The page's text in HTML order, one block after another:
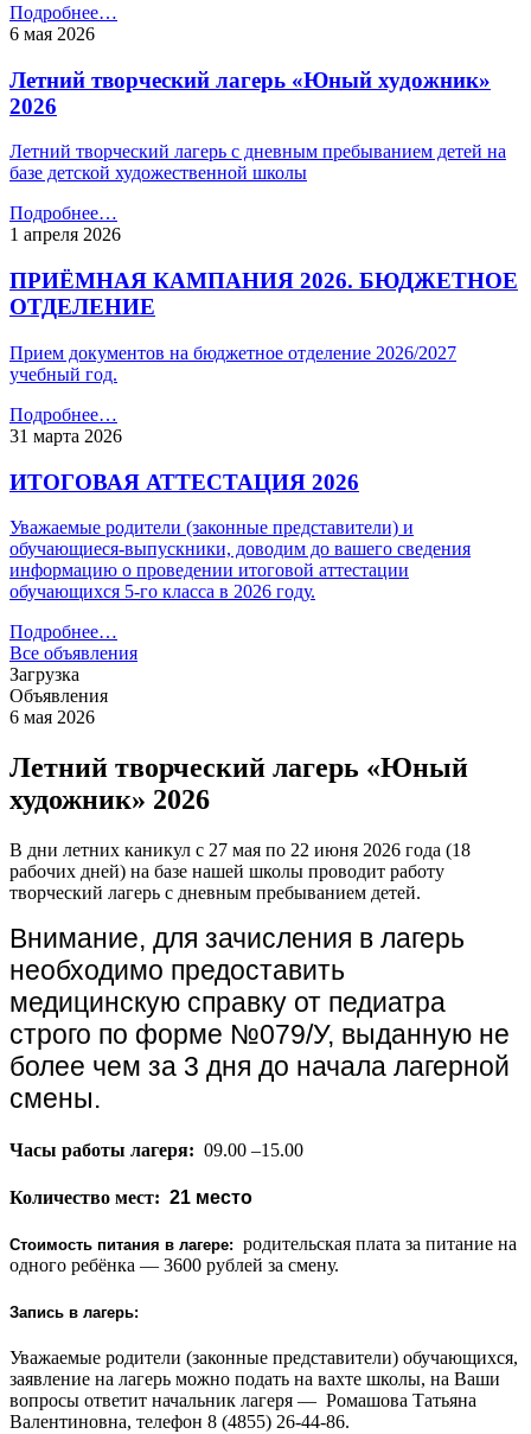
Подробнее…
6 мая 2026
Летний творческий лагерь «Юный художник»
2026
Летний творческий лагерь с дневным пребыванием детей на
базе детской художественной школы
Подробнее…
1 апреля 2026
ПРИЁМНАЯ КАМПАНИЯ 2026. БЮДЖЕТНОЕ
ОТДЕЛЕНИЕ
Прием документов на бюджетное отделение 2026/2027
учебный год.
Подробнее…
31 марта 2026
ИТОГОВАЯ АТТЕСТАЦИЯ 2026
Уважаемые родители (законные представители) и
обучающиеся-выпускники, доводим до вашего сведения
информацию о проведении итоговой аттестации
обучающихся 5-го класса в 2026 году.
Подробнее…
Все объявления
Загрузка
Объявления
6 мая 2026
Летний творческий лагерь «Юный
художник» 2026
В дни летних каникул с 27 мая по 22 июня 2026 года (18
рабочих дней) на базе нашей школы проводит работу
творческий лагерь с дневным пребыванием детей.
Внимание, для зачисления в лагерь
необходимо предоставить
медицинскую справку от педиатра
строго по форме №079/У, выданную не
более чем за 3 дня до начала лагерной
смены.
Часы работы лагеря: 09.00 –15.00
Количество мест: 21 место
Стоимость питания в лагере: родительская плата за питание на
одного ребёнка — 3600 рублей за смену.
Запись в лагерь:
Уважаемые родители (законные представители) обучающихся,
заявление на лагерь можно подать на вахте школы, на Ваши
вопросы ответит начальник лагеря — Ромашова Татьяна
Валентиновна, телефон 8 (4855) 26-44-86.